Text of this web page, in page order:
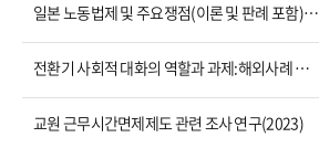
일본 노동법제 및 주요쟁점(이론 및 판례 포함)-한국과의 비교를 중심으로(2024)
전환기 사회적 대화의 역할과 과제:해외사례 중심으로(2024)
교원 근무시간면제제도 관련 조사 연구(2023)